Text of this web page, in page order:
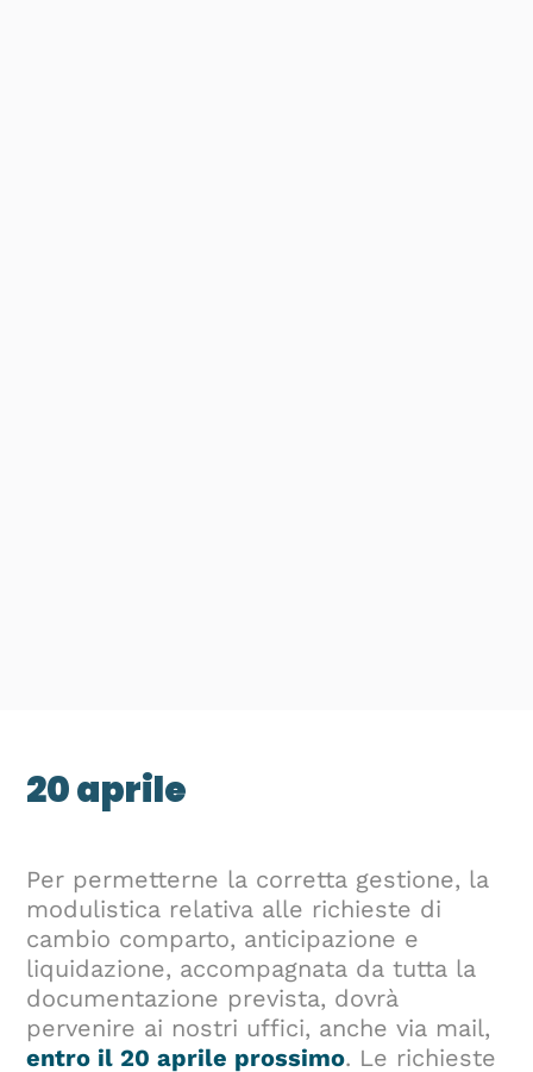
20 aprile
Per permetterne la corretta gestione, la
modulistica relativa alle richieste di
cambio comparto, anticipazione e
liquidazione, accompagnata da tutta la
documentazione prevista, dovrà
pervenire ai nostri uffici, anche via mail,
entro il 20 aprile prossimo. Le richieste